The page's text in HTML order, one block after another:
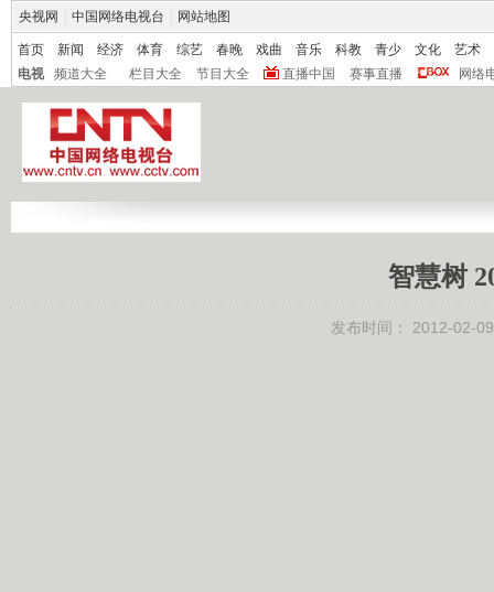
央视网 中国网络电视台 网站地图
首页 新闻 经济 体育 综艺 春晚 戏曲 音乐 科教 青少 文化
艺术
电视
频道大全 栏目大全 节目大全 直播中国 赛事直播 网络
智慧树
发布时间： 2012-02-